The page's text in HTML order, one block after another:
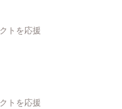
トを応援
トを応援